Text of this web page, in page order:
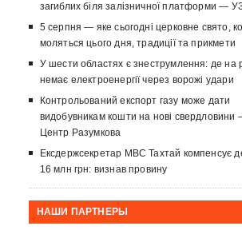
загиблих біля залізничної платформи —
5 серпня — яке сьогодні церковне свято,
моляться цього дня, традиції та прикмети
У шести областях є знеструмлення: де на
немає електроенергії через ворожі удари
Контрольований експорт газу може дати
видобувникам кошти на нові свердловини
Центр Разумкова
Ексдержсекретар МВС Тахтай компенсує
16 млн грн: визнав провину
НАШИ ПАРТНЕРЫ